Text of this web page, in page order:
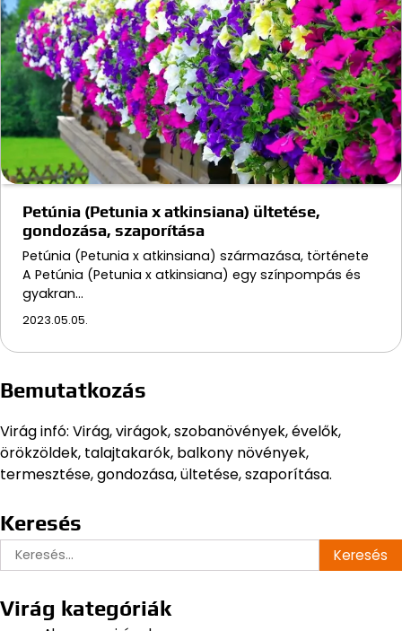
Petúnia (Petunia x atkinsiana) ültetése,
gondozása, szaporítása
Petúnia (Petunia x atkinsiana) származása, története
A Petúnia (Petunia x atkinsiana) egy színpompás és
gyakran…
2023.05.05.
Bemutatkozás
Virág infó: Virág, virágok, szobanövények, évelők,
örökzöldek, talajtakarók, balkony növények,
termesztése, gondozása, ültetése, szaporítása.
Keresés
Keresés:
Virág kategóriák